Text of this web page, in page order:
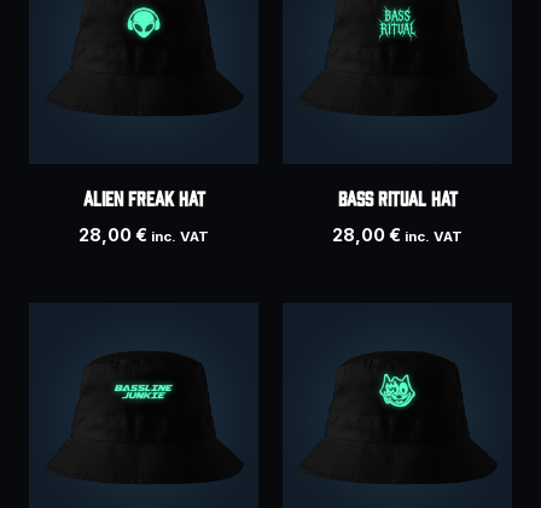
ALIEN FREAK hat
28,00€ inc. VAT
BASS RITUAL hat
28,00€ inc. VAT